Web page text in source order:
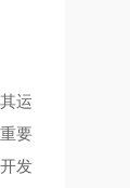
运
要
发